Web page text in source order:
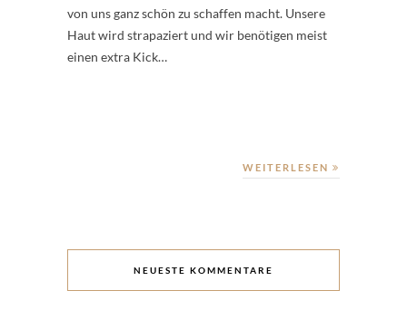
von uns ganz schön zu schaffen macht. Unsere
Haut wird strapaziert und wir benötigen meist
einen extra Kick…
WEITERLESEN
NEUESTE KOMMENTARE